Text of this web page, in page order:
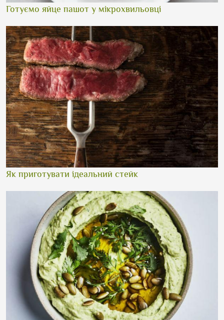
Готуємо яйце пашот у мікрохвильовці
Як приготувати ідеальний стейк